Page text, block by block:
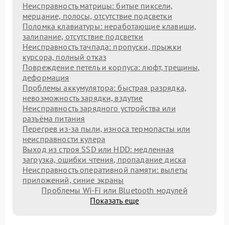
Неисправность матрицы: битые пиксели,
мерцание, полосы, отсутствие подсветки
Поломка клавиатуры: неработающие клавиши,
залипание, отсутствие подсветки
Неисправность тачпада: пропуски, прыжки
курсора, полный отказ
Повреждение петель и корпуса: люфт, трещины,
деформация
Проблемы аккумулятора: быстрая разрядка,
невозможность зарядки, вздутие
Неисправность зарядного устройства или
разъёма питания
Перегрев из‑за пыли, износа термопасты или
неисправности кулера
Выход из строя SSD или HDD: медленная
загрузка, ошибки чтения, пропадание диска
Неисправность оперативной памяти: вылеты
приложений, синие экраны
Проблемы Wi‑Fi или Bluetooth модулей
Показать еще